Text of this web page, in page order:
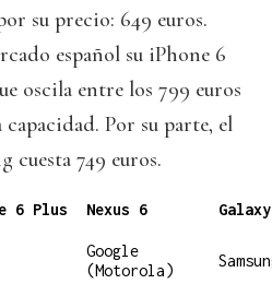
su precio: 649 euros.
español su iPhone 6
oscila entre los 799 euros
Por su parte, el
cuesta 749 euros.
6 Plus Nexus 6
Google
(Motorola)